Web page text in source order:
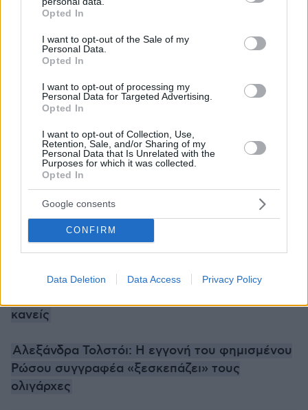
grant or deny consent to Google and its third-party tags to
use your data for below specified purposes in below Google
consent section.
Opted In
I want to opt-out of the Sale of my
Personal Data.
Opted In
I want to opt-out of processing my
Personal Data for Targeted Advertising.
Opted In
I want to opt-out of Collection, Use,
Retention, Sale, and/or Sharing of my
Personal Data that Is Unrelated with the
Purposes for which it was collected.
Opted In
Google consents
CONFIRM
Data Deletion Data Access Privacy Policy
Ποντόλιακ,«οι ανακοινώσεις της ρωσικής
αιτήματα. Όλες οι ανακοινώσεις έχουν σκοπό,
μεταξύ άλλων, να προκαλέσουν ένταση στα
μέσα ενημέρωσης. Οι θέσεις μας παραμένουν
αμετάβλητες. Κατάπαυση του πυρός,
απόσυρση στρατευμάτων και ισχυρές
εγγυήσεις ασφαλείας με συγκεκριμένες
διατυπώσεις».
Ειδήσεις σήμερα:
Πόλεμος στην Ουκρανία: Οι 17 στρατηγοί και
πολέμαρχοι που έχασε ο Πούτιν
Γερμανία: Η υπόθεση της μάνας που σκότωσε
κανείς
Αλεξάνδρα Τολστόι: Η εγγονή του φημισμένου
Ρώσου συγγραφέα «ξεσκεπάζει» τους
ολιγάρχες